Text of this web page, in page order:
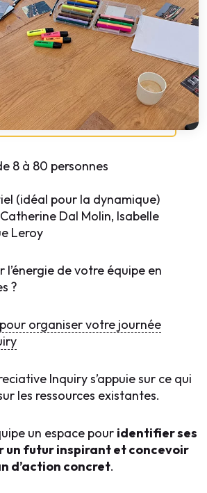
8 à 80 personnes
(idéal pour la dynamique)
Dal Molin, Isabelle
Leroy
l’énergie de votre équipe en
?
organiser votre journée
Inquiry s’appuie sur ce qui
les ressources existantes.
un espace pour identifier ses
un futur inspirant et concevoir
d’action concret.